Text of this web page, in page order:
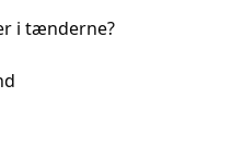
i tænderne?